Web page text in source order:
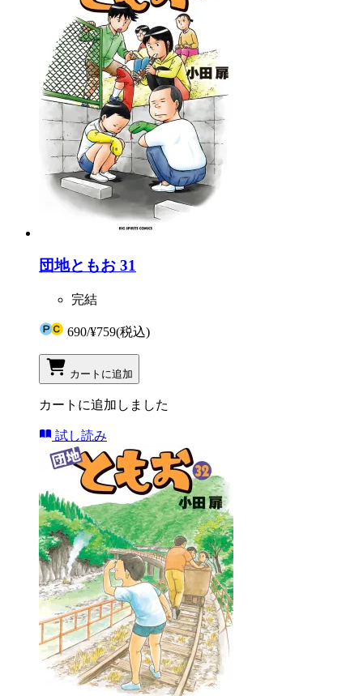
団地ともお 31
完結
690/¥759(税込)
カートに追加
カートに追加しました
試し読み